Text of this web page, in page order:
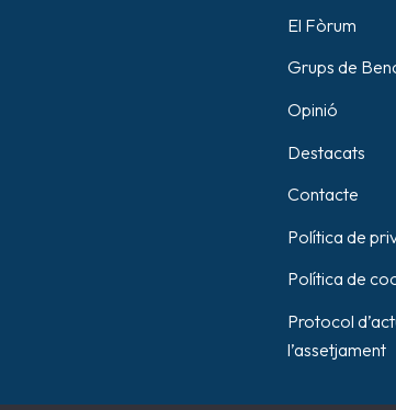
El Fòrum
Grups de
Opinió
Destacats
Contacte
Política de
Política de
Protocol
l’assetjament